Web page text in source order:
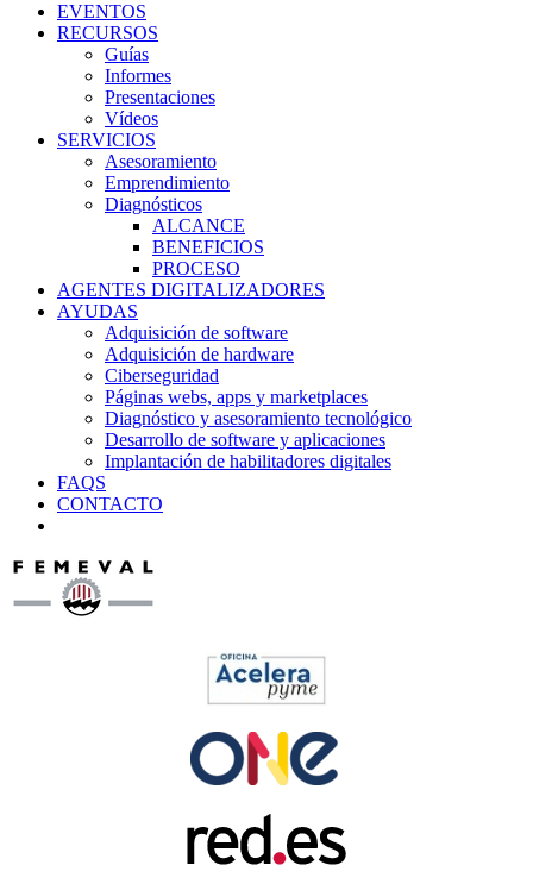
EVENTOS
RECURSOS
Guías
Informes
Presentaciones
Vídeos
SERVICIOS
Asesoramiento
Emprendimiento
Diagnósticos
ALCANCE
BENEFICIOS
PROCESO
AGENTES DIGITALIZADORES
AYUDAS
Adquisición de software
Adquisición de hardware
Ciberseguridad
Páginas webs, apps y marketplaces
Diagnóstico y asesoramiento tecnológico
Desarrollo de software y aplicaciones
Implantación de habilitadores digitales
FAQS
CONTACTO